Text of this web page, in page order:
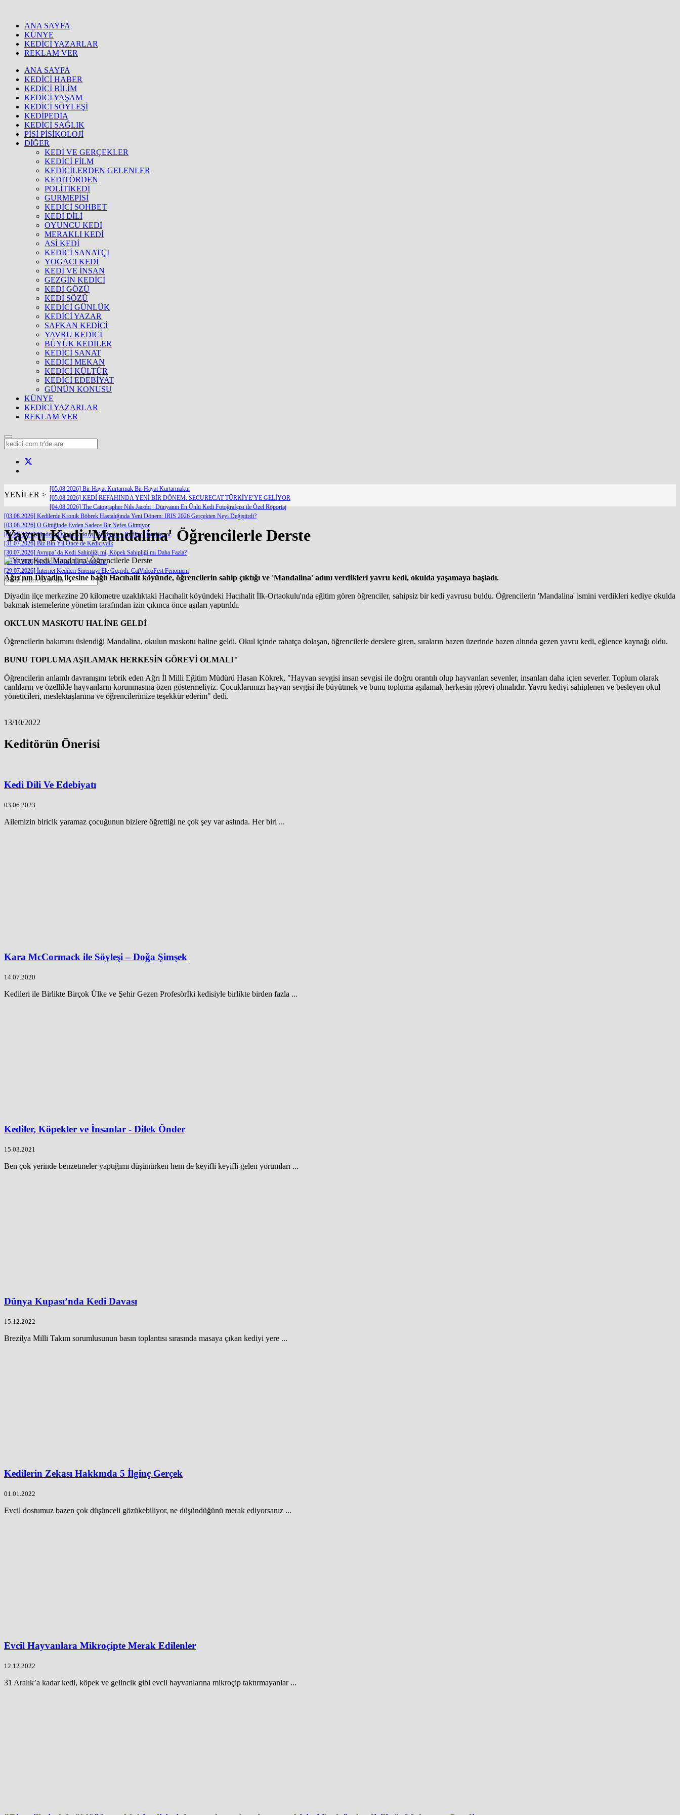
ANA SAYFA
KÜNYE
KEDİCİ YAZARLAR
REKLAM VER
ANA SAYFA
KEDİCİ HABER
KEDİCİ BİLİM
KEDİCİ YAŞAM
KEDİCİ SÖYLEŞİ
KEDİPEDİA
KEDİCİ SAĞLIK
PİSİ PİSİKOLOJİ
DİĞER
KEDİ VE GERÇEKLER
KEDİCİ FİLM
KEDİCİLERDEN GELENLER
KEDİTÖRDEN
POLİTİKEDİ
GURMEPİSİ
KEDİCİ SOHBET
KEDİ DİLİ
OYUNCU KEDİ
MERAKLI KEDİ
ASİ KEDİ
KEDİCİ SANATÇI
YOGACI KEDİ
KEDİ VE İNSAN
GEZGİN KEDİCİ
KEDİ GÖZÜ
KEDİ SÖZÜ
KEDİCİ GÜNLÜK
KEDİCİ YAZAR
SAFKAN KEDİCİ
YAVRU KEDİCİ
BÜYÜK KEDİLER
KEDİCİ SANAT
KEDİCİ MEKAN
KEDİCİ KÜLTÜR
KEDİCİ EDEBİYAT
GÜNÜN KONUSU
KÜNYE
KEDİCİ YAZARLAR
REKLAM VER
YENİLER >
[05.08.2026] Bir Hayat Kurtarmak Bir Hayat Kurtarmaktır
[05.08.2026] KEDİ REFAHINDA YENİ BİR DÖNEM: SECURECAT TÜRKİYE’YE GELİYOR
[04.08.2026] The Catographer Nils Jacobi : Dünyanın En Ünlü Kedi Fotoğrafçısı ile Özel Röportaj
[03.08.2026] Kedilerde Kronik Böbrek Hastalığında Yeni Dönem: IRIS 2026 Gerçekten Neyi Değiştirdi?
[03.08.2026] O Gittiğinde Evden Sadece Bir Nefes Gitmiyor
[01.08.2026] Modern Dünya Uykuyu Kaybetti… Kediler Hatırlatıyor
[31.07.2026] Biz Bin Yıl Önce de Kediciydik
[30.07.2026] Avrupa’ da Kedi Sahipliği mi, Köpek Sahipliği mi Daha Fazla?
[29.07.2026] Kedici Mekan: Le Gentle Cat
[29.07.2026] İnternet Kedileri Sinemayı Ele Geçirdi: CatVideoFest Fenomeni
Yavru Kedi 'Mandalina' Öğrencilerle Derste
Ağrı'nın Diyadin ilçesine bağlı Hacıhalit köyünde, öğrencilerin sahip çıktığı ve 'Mandalina' adını verdikleri yavru kedi, okulda yaşamaya başladı.
Diyadin ilçe merkezine 20 kilometre uzaklıktaki Hacıhalit köyündeki Hacıhalit İlk-Ortaokulu'nda eğitim gören öğrenciler, sahipsiz bir kedi yavrusu buldu. Öğrencilerin 'Mandalina' ismini verdikleri kediye okulda
bakmak istemelerine yönetim tarafından izin çıkınca önce aşıları yaptırıldı.
OKULUN MASKOTU HALİNE GELDİ
Öğrencilerin bakımını üslendiği Mandalina, okulun maskotu haline geldi. Okul içinde rahatça dolaşan, öğrencilerle derslere giren, sıraların bazen üzerinde bazen altında gezen yavru kedi, eğlence kaynağı oldu.
BUNU TOPLUMA AŞILAMAK HERKESİN GÖREVİ OLMALI"
Öğrencilerin anlamlı davranışını tebrik eden Ağrı İl Milli Eğitim Müdürü Hasan Kökrek, "Hayvan sevgisi insan sevgisi ile doğru orantılı olup hayvanları sevenler, insanları daha içten severler. Toplum olarak
canlıların ve özellikle hayvanların korunmasına özen göstermeliyiz. Çocuklarımızı hayvan sevgisi ile büyütmek ve bunu topluma aşılamak herkesin görevi olmalıdır. Yavru kediyi sahiplenen ve besleyen okul
yöneticileri, meslektaşlarıma ve öğrencilerimize teşekkür ederim" dedi.
13/10/2022
Keditörün Önerisi
Kedi Dili Ve Edebiyatı
03.06.2023
Ailemizin biricik yaramaz çocuğunun bizlere öğrettiği ne çok şey var aslında. Her biri ...
Kara McCormack ile Söyleşi – Doğa Şimşek
14.07.2020
Kedileri ile Birlikte Birçok Ülke ve Şehir Gezen Profesörİki kedisiyle birlikte birden fazla ...
Kediler, Köpekler ve İnsanlar - Dilek Önder
15.03.2021
Ben çok yerinde benzetmeler yaptığımı düșünürken hem de keyifli keyifli gelen yorumları ...
Dünya Kupası’nda Kedi Davası
15.12.2022
Brezilya Milli Takım sorumlusunun basın toplantısı sırasında masaya çıkan kediyi yere ...
Kedilerin Zekası Hakkında 5 İlginç Gerçek
01.01.2022
Evcil dostumuz bazen çok düşünceli gözükebiliyor, ne düşündüğünü merak ediyorsanız ...
Evcil Hayvanlara Mikroçipte Merak Edilenler
12.12.2022
31 Aralık’a kadar kedi, köpek ve gelincik gibi evcil hayvanlarına mikroçip taktırmayanlar ...